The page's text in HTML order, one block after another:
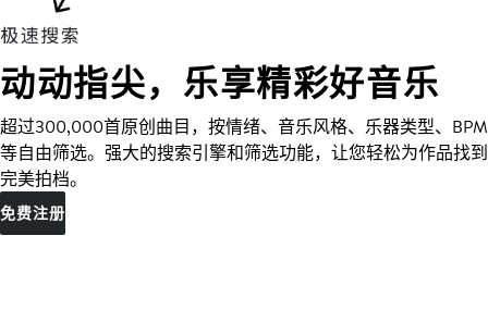
动动指尖，乐享精彩好音乐
超过300,000首原创曲目，按情绪、音乐风格、乐器类型、BPM
等自由筛选。强大的搜索引擎和筛选功能，让您轻松为作品找到
完美拍档。
免费注册